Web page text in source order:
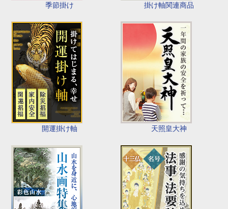
季節掛け 掛け軸関連商品
開運掛け軸 天照皇大神